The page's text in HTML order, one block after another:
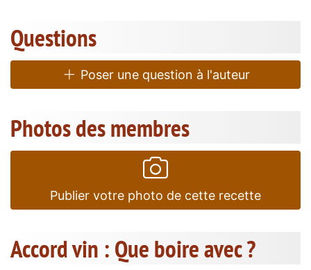
Questions
Poser une question à l'auteur
Photos des membres
Publier votre photo de cette recette
Accord vin : Que boire avec ?